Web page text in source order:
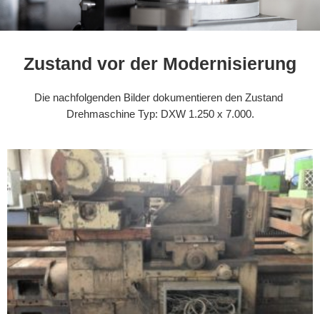
Zustand vor der Modernisierung
Die nachfolgenden Bilder dokumentieren den Zustand
Drehmaschine Typ: DXW 1.250 x 7.000.